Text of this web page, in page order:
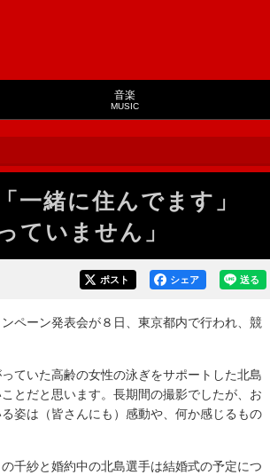
音楽
MUSIC
一緒に住んでます」
ていません」
送る
シェア
ポスト
ペーン発表会が８日、東京都内で行われ、競
ていた高齢の女性の泳ぎをサポートした北島
とだと思います。長期間の撮影でしたが、お
姿は（皆さんにも）感動や、何か感じるもの
紗と婚約中の北島選手は結婚式の予定につ